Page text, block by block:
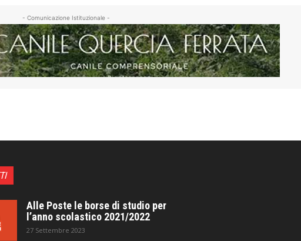
- Comunicazione Istituzionale -
Alle Poste le borse di studio per
l’anno scolastico 2021/2022
27 Settembre 2023